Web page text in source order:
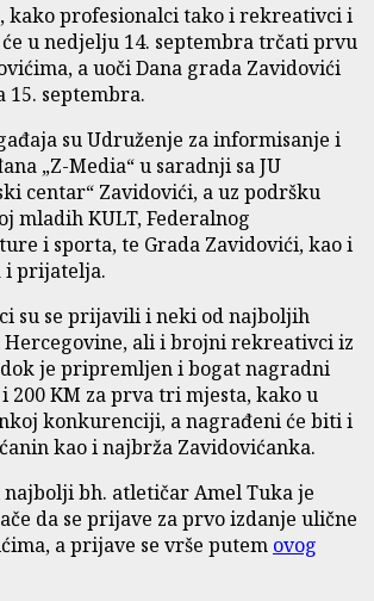
kako profesionalci tako i rekreativci i
u nedjelju 14. septembra trčati prvu
a uoči Dana grada Zavidovići
15. septembra.
su Udruženje za informisanje i
„Z-Media“ u saradnji sa JU
centar“ Zavidovići, a uz podršku
mladih KULT, Federalnog
i sporta, te Grada Zavidovići, kao i
i prijatelja.
su se prijavili i neki od najboljih
Hercegovine, ali i brojni rekreativci iz
je pripremljen i bogat nagradni
200 KM za prva tri mjesta, kako u
konkurenciji, a nagrađeni će biti i
kao i najbrža Zavidovićanka.
bh. atletičar Amel Tuka je
da se prijave za prvo izdanje ulične
a prijave se vrše putem ovog